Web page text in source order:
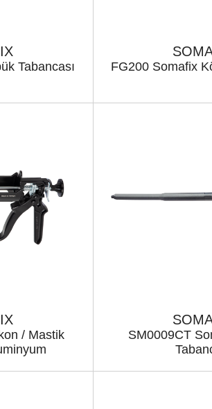
Tabancası FG200 Somafix
/ Mastik
SM0009CT